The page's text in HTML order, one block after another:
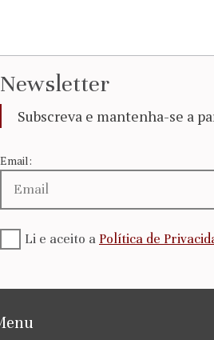
Newsletter
Subscreva e mantenha-se a
Email:
Li e aceito a Política de